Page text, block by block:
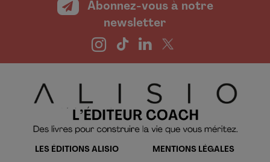
Abonnez-vous à notre
newsletter
LES ÉDITIONS ALISIO MENTIONS LÉGALES